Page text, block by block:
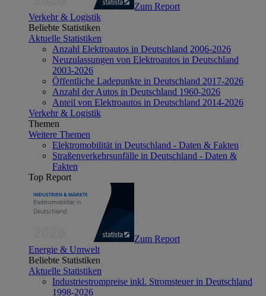
Zum Report
Verkehr & Logistik
Beliebte Statistiken
Aktuelle Statistiken
Anzahl Elektroautos in Deutschland 2006-2026
Neuzulassungen von Elektroautos in Deutschland
2003-2026
Öffentliche Ladepunkte in Deutschland 2017-2026
Anzahl der Autos in Deutschland 1960-2026
Anteil von Elektroautos in Deutschland 2014-2026
Verkehr & Logistik
Themen
Weitere Themen
Elektromobilität in Deutschland - Daten & Fakten
Straßenverkehrsunfälle in Deutschland - Daten &
Fakten
Top Report
Zum Report
Energie & Umwelt
Beliebte Statistiken
Aktuelle Statistiken
Industriestrompreise inkl. Stromsteuer in Deutschland
1998-2026